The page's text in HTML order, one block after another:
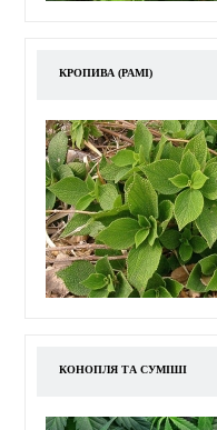
КРОПИВА (РАМІ)
КОНОПЛЯ ТА СУМІШІ